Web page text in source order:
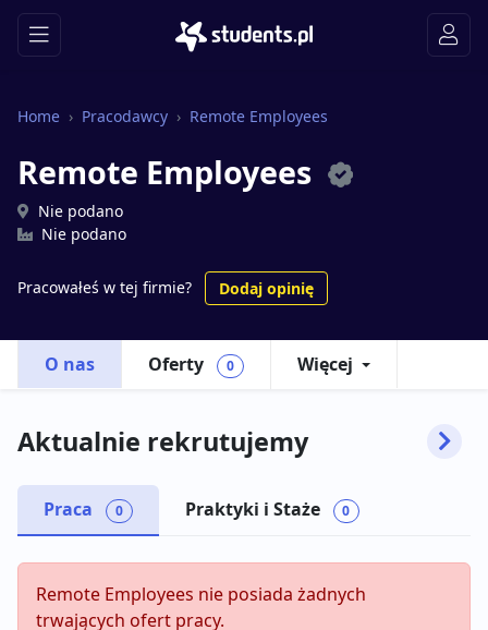
Home Pracodawcy Remote Employees
Remote Employees
Nie podano
Nie podano
Pracowałeś w tej firmie? Dodaj opinię
O nas Oferty 0 Więcej
Aktualnie rekrutujemy
Praca 0 Praktyki i Staże 0
Remote Employees nie posiada żadnych
trwających ofert pracy.